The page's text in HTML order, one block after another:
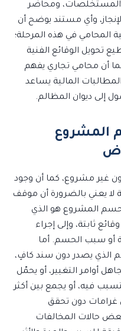
والمستخلصات، ومحاضر
الإنجاز، وأي مستند يوضح أن
المحامي في هذه المرحلة؛
الوقائع الفنية
أن محامي تجاري يفهم
المالية يساعد
إلى ديوان المظالم.
المشروع
غير مشروع، كما أن وجود
لا يعني بالضرورة أن موقف
المشروع هو الذي
ثابتة، وإلى إجراء
أو سبب الحسم. أما
الذي يصدر دون سند كافٍ،
أوامر التغيير، أو يحمّل
فيه، أو يجمع بين أكثر
غرامات دون تحقق
حالات المخالفات